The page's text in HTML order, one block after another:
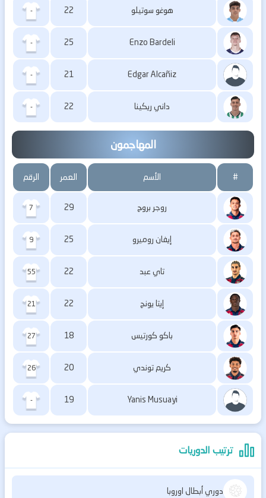
هوغو سوتيلو 22
-
Enzo Bardeli
25
-
Edgar Alcañiz
21
-
داني ريكينا 22
-
المهاجمون
# الأسم العمر الرقم
روجر بروج 29
7
إيفان روميرو 25
9
تاي عبد 22
55
إيتا يونج 22
21
باكو كورتيس 18
27
كريم توندي 20
26
Yanis Musuayi
19
-
ترتيب الدوريات
دوري أبطال اوروبا